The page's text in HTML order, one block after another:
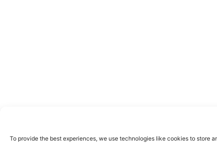
To provide the best experiences, we use technologies like cookies to store